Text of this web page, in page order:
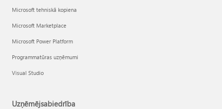
Microsoft tehniskā kopiena
Microsoft Marketplace
Microsoft Power Platform
Programmatūras uzņēmumi
Visual Studio
Uzņēmējsabiedrība